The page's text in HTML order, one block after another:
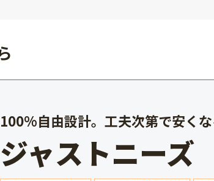
100%自由設計。工夫次第で安くな
ジャストニーズ